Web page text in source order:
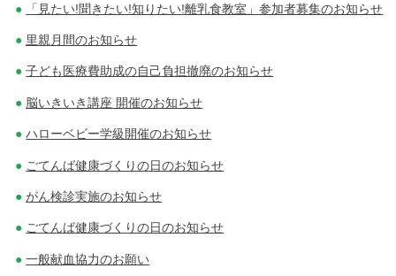
「見たい!聞きたい!知りたい!離乳食教室」参加者募集のお知らせ
里親月間のお知らせ
子ども医療費助成の自己負担撤廃のお知らせ
脳いきいき講座 開催のお知らせ
ハローベビー学級開催のお知らせ
ごてんば健康づくりの日のお知らせ
がん検診実施のお知らせ
ごてんば健康づくりの日のお知らせ
一般献血協力のお願い